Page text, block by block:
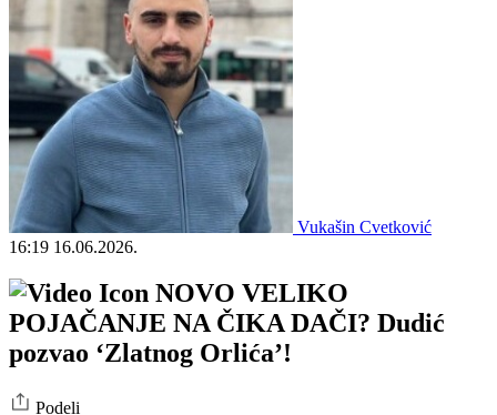
Vukašin Cvetković
16:19 16.06.2026.
NOVO VELIKO
POJAČANJE NA ČIKA DAČI? Dudić
pozvao ‘Zlatnog Orlića’!
Podeli